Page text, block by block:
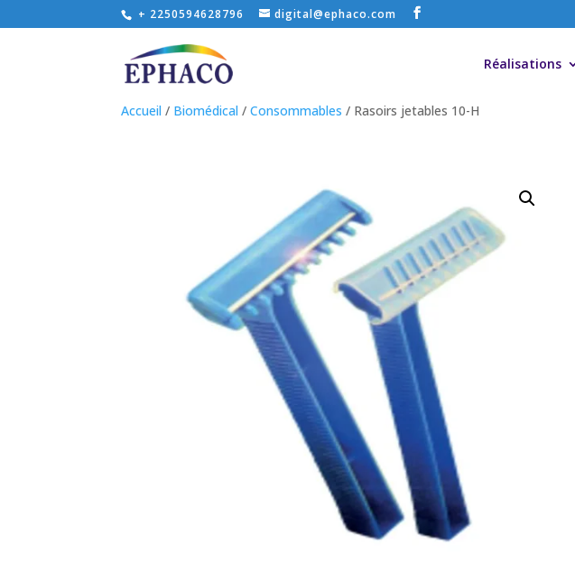
+ 2250594628796 digital@ephaco.com
Réalisations
Accueil / Biomédical /Consommables / Rasoirs jetables 10-H